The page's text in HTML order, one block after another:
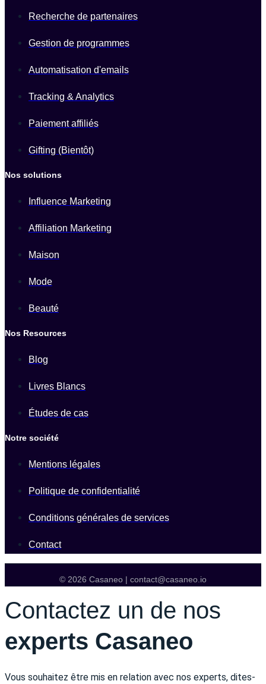
Recherche de partenaires
Gestion de programmes
Automatisation d'emails
Tracking & Analytics
Paiement affiliés
Gifting (Bientôt)
Nos solutions
Influence Marketing
Affiliation Marketing
Maison
Mode
Beauté
Nos Resources
Blog
Livres Blancs
Études de cas
Notre société
Mentions légales
Politique de confidentialité
Conditions générales de services
Contact
© 2026 Casaneo | contact@casaneo.io
Contactez un de nos
experts Casaneo
Vous souhaitez être mis en relation avec nos experts, dites-